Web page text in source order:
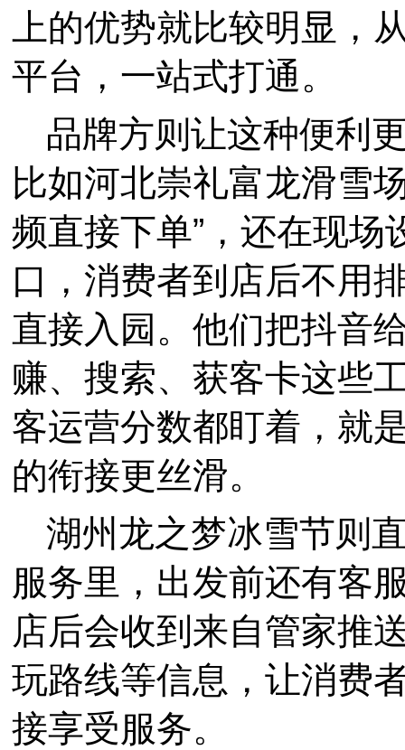
上的优势就比较明显，
平台，一站式打通。
品牌方则让这种便利
比如河北崇礼富龙滑雪
频直接下单”，还在现
口，消费者到店后不用
直接入园。他们把抖音
赚、搜索、获客卡这些
客运营分数都盯着，就
的衔接更丝滑。
湖州龙之梦冰雪节则
服务里，出发前还有客
店后会收到来自管家推
玩路线等信息，让消费
接享受服务。